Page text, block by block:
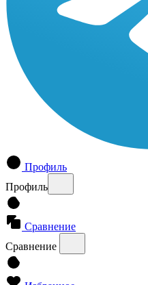
Профиль
Профиль
Сравнение
Сравнение